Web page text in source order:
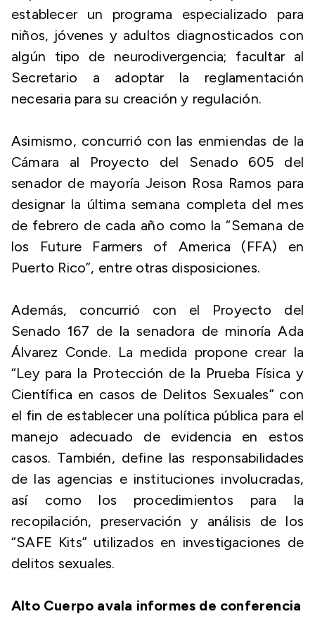
establecer un programa especializado para
niños, jóvenes y adultos diagnosticados con
algún tipo de neurodivergencia; facultar al
Secretario a adoptar la reglamentación
necesaria para su creación y regulación.
Asimismo, concurrió con las enmiendas de la
Cámara al Proyecto del Senado 605 del
senador de mayoría Jeison Rosa Ramos para
designar la última semana completa del mes
de febrero de cada año como la “Semana de
los Future Farmers of America (FFA) en
Puerto Rico”, entre otras disposiciones.
Además, concurrió con el Proyecto del
Senado 167 de la senadora de minoría Ada
Álvarez Conde. La medida propone crear la
“Ley para la Protección de la Prueba Física y
Científica en casos de Delitos Sexuales” con
el fin de establecer una política pública para el
manejo adecuado de evidencia en estos
casos. También, define las responsabilidades
de las agencias e instituciones involucradas,
así como los procedimientos para la
recopilación, preservación y análisis de los
“SAFE Kits” utilizados en investigaciones de
delitos sexuales.
Alto Cuerpo avala informes de conferencia